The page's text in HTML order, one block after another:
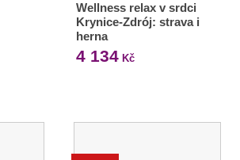
Wellness relax v srdci
Krynice-Zdrój: strava i
herna
4 134Kč